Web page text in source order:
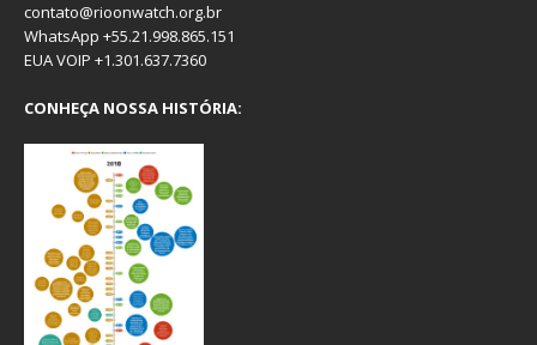
contato@rioonwatch.org.br
WhatsApp +55.21.998.865.151
EUA VOIP +1.301.637.7360
CONHEÇA NOSSA HISTÓRIA: